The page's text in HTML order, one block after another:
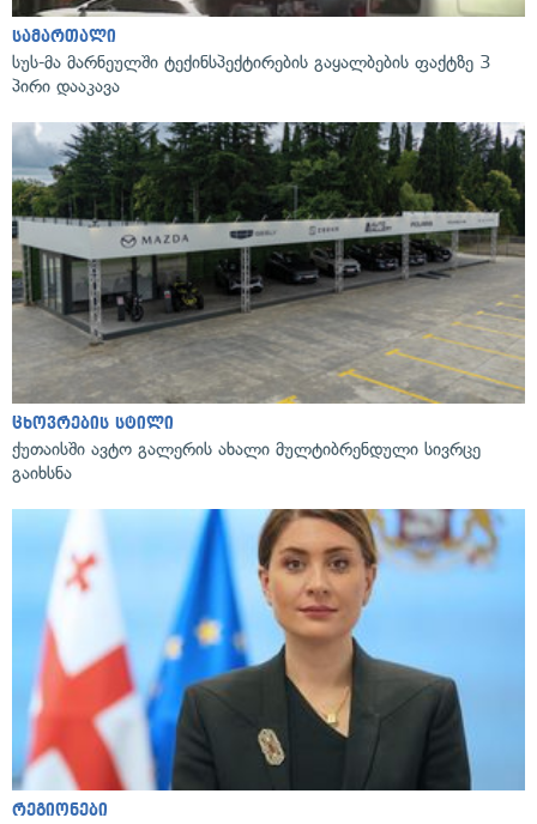
სამართალი
სუს-მა მარნეულში ტექინსპექტირების გაყალბების ფაქტზე 3
პირი დააკავა
ცხოვრების სტილი
ქუთაისში ავტო გალერის ახალი მულტიბრენდული სივრცე
გაიხსნა
რეგიონები